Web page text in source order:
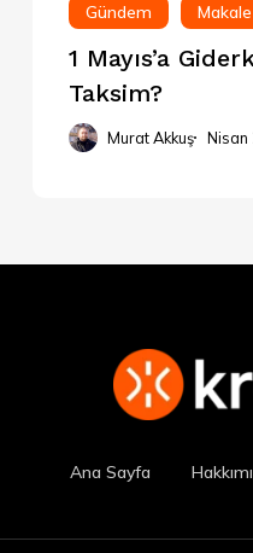
Gündem Makale
1 Mayıs’a
Taksim?
Murat Akkuş Nisan
Ana Sayfa